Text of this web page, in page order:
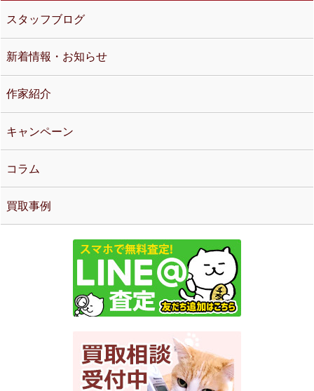
スタッフブログ
新着情報・お知らせ
作家紹介
キャンペーン
コラム
買取事例